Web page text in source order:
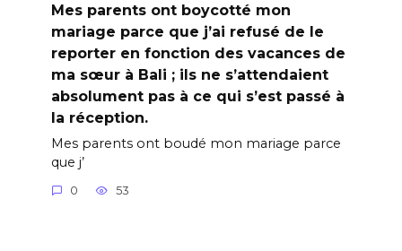
Mes parents ont boycotté mon
mariage parce que j’ai refusé de le
reporter en fonction des vacances de
ma sœur à Bali ; ils ne s’attendaient
absolument pas à ce qui s’est passé à
la réception.
Mes parents ont boudé mon mariage parce
que j’
0 53